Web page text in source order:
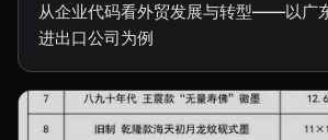
从企业代码看外贸发展与转型——以广
进出口公司为例